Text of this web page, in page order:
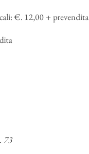
€. 12,00 + prevendita
73